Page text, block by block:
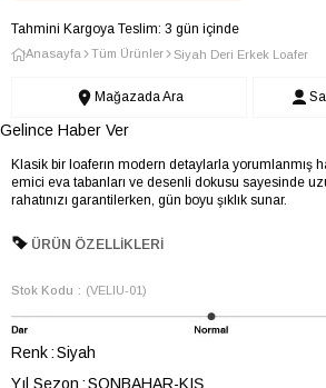
Tahmini Kargoya Teslim: 3 gün içinde
Anasayfa Tüm Ürünler Siyah Deri Erkek Loafer
Mağazada Ara
Gelince Haber Ver
Klasik bir loaferın modern detaylarla yorumlanmış
emici eva tabanları ve desenli dokusu sayesinde
rahatınızı garantilerken, gün boyu şıklık sunar.
ÜRÜN ÖZELLIKLERI
Stok Kodu (VELIU-01)
Renk Siyah
Yıl Sezon SONBAHAR-KIŞ